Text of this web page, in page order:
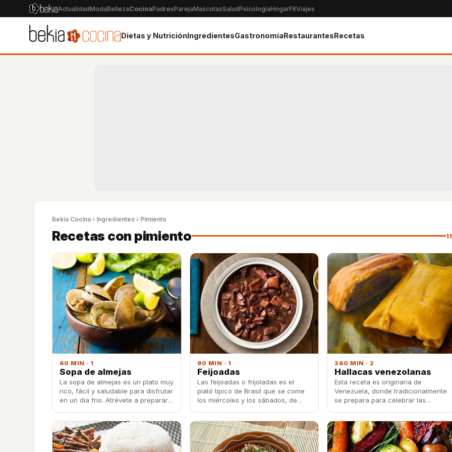
ActualidadModaBellezaCocinaPadresParejaMascotasSaludPsicologíaHogarFitViajes
Dietas y NutriciónIngredientesGastronomíaRestaurantesRecetas
Bekia Cocina › Ingredientes › Pimiento
Recetas con pimiento
60 MIN · 1
Sopa de almejas
La sopa de almejas es un plato muy
rico, fácil y saludable para disfrutar
en un día frío. Atrévete a prepararla
90 MIN · 1
Feijoadas
Las feijoadas o frijoladas es el
plató típico de Brasil que se come
los miércoles y los sábados, de
con este plato y las familias se
reúnen para prepararlo.
360 MIN · 2
Hallacas venezolanas
Esta receta es originaria de
Venezuela, donde tradicionalmente
se prepara para celebrar las
amistad y buena voluntad.